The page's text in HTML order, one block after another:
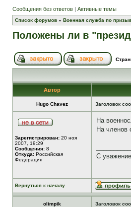
Сообщения без ответов | Активные темы
Список форумов » Военная служба по
Положены ли в
Автор
Hugo Chavez Заголовок
Зарегистрирован: 20 ноя
2007, 19:29
Сообщения: 8
Откуда: Российская
Федерация
На
На членов
С
Вернуться к началу
olimpik Заголовок